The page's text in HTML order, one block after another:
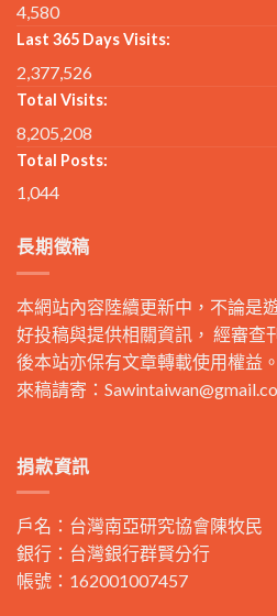
4,580
Last 365 Days Visits:
2,377,526
Total Visits:
8,205,208
Total Posts:
1,044
長期徵稿
本網站內容陸續更新中，不論是
好投稿與提供相關資訊， 經審查
後本站亦保有文章轉載使用權益。
來稿請寄：
捐款資訊
戶名：台灣南亞研究協會陳牧民
銀行：台灣銀行群賢分行
帳號：162001007457